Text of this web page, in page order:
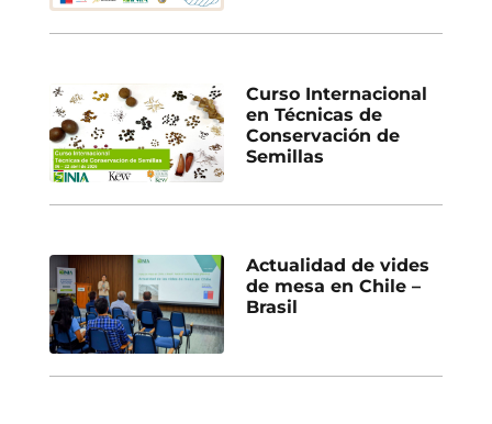
Curso Internacional
en Técnicas de
Conservación de
Semillas
Actualidad de vides
de mesa en Chile –
Brasil